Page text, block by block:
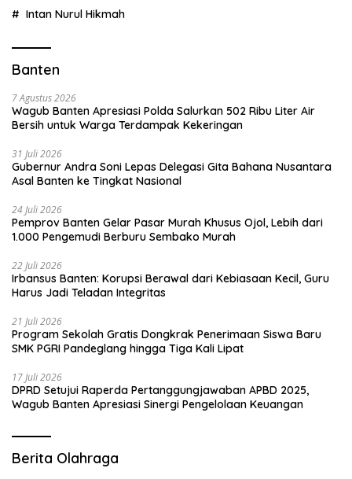
Intan Nurul Hikmah
Banten
7 Agustus 2026
Wagub Banten Apresiasi Polda Salurkan 502 Ribu Liter Air
Bersih untuk Warga Terdampak Kekeringan
31 Juli 2026
Gubernur Andra Soni Lepas Delegasi Gita Bahana Nusantara
Asal Banten ke Tingkat Nasional
24 Juli 2026
Pemprov Banten Gelar Pasar Murah Khusus Ojol, Lebih dari
1.000 Pengemudi Berburu Sembako Murah
22 Juli 2026
Irbansus Banten: Korupsi Berawal dari Kebiasaan Kecil, Guru
Harus Jadi Teladan Integritas
21 Juli 2026
Program Sekolah Gratis Dongkrak Penerimaan Siswa Baru
SMK PGRI Pandeglang hingga Tiga Kali Lipat
17 Juli 2026
DPRD Setujui Raperda Pertanggungjawaban APBD 2025,
Wagub Banten Apresiasi Sinergi Pengelolaan Keuangan
Berita Olahraga